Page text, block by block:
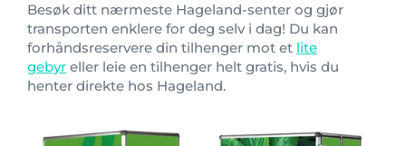
Besøk ditt nærmeste Hageland-senter og gjør
transporten enklere for deg selv i dag! Du kan
forhåndsreservere din tilhenger mot et lite
gebyr eller leie en tilhenger helt gratis, hvis du
henter direkte hos Hageland.